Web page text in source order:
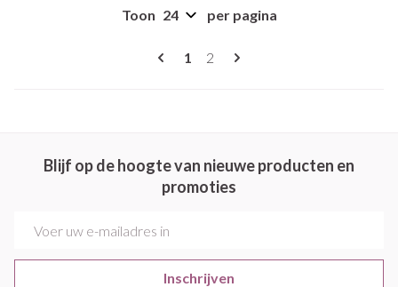
Pagina's
U lees momenteel pagina
1 Pagina
2
Toon per pagina
Blijf op de hoogte van nieuwe producten en
promoties
Inschrijven